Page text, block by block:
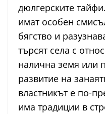
дюлгерските
имат особен
бягство и
търсят села с
налична земя или
развитие на
властникът е по-
има традиции в